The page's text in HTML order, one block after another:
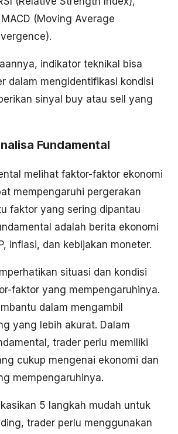
(Moving Average
indikator teknikal bisa
dalam mengidentifikasi kondisi
sinyal buy atau sell yang
Fundamental
melihat faktor-faktor ekonomi
mempengaruhi pergerakan
faktor yang sering dipantau
adalah berita ekonomi
inflasi, dan kebijakan moneter.
situasi dan kondisi
faktor yang mempengaruhinya.
dalam mengambil
yang lebih akurat. Dalam
trader perlu memiliki
cukup mengenai ekonomi dan
mempengaruhinya.
5 langkah mudah untuk
trader perlu menggunakan